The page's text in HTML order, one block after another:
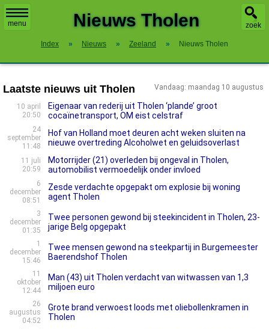
menu zoek
Nieuws Tholen
Index » Nieuws » Zeeland » Nieuws Tholen
Vandaag: maandag 10 augustus
Laatste nieuws uit Tholen
10 april
20:50
Eigenaar van rederij uit Tholen ‘plande’ groot
cocaïnetransport, OM eist celstraf
24
september
11:48
Hof van Holland moet deuren acht weken sluiten na
nieuwe overtreding Alcoholwet en geluidsoverlast
11 juli
20:59
Motorrijder (21) overleden bij ongeval in Tholen,
automobilist vermoedelijk onder invloed
6
december
08:51
Zesde verdachte opgepakt om explosie bij woning
agent Tholen
3
december
01:35
Twee personen gewond bij steekincident in Tholen, 23-
jarige Belg opgepakt
1
december
15:46
Twee mensen gewond na steekpartij in Burgemeester
Baerendshof Tholen
11
oktober
12:44
Man (43) uit Tholen verdacht van witwassen van 1,3
miljoen euro
26
augustus
04:52
Grote brand verwoest loods met oliebollenkramen in
Tholen